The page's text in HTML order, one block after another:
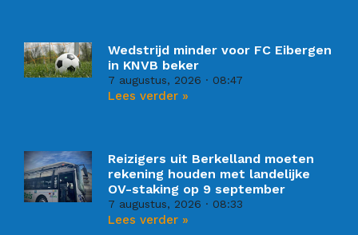
Wedstrijd minder voor FC Eibergen
in KNVB beker
7 augustus, 2026 08:47
Lees verder »
Reizigers uit Berkelland moeten
rekening houden met landelijke
OV-staking op 9 september
7 augustus, 2026 08:33
Lees verder »